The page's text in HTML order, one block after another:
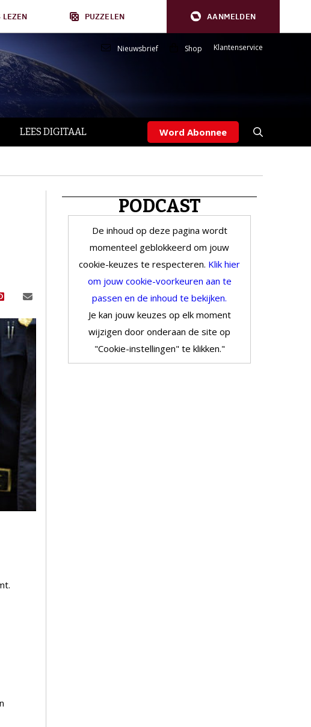
PUZZELEN AANMELDEN
Nieuwsbrief Shop Klantenservice
LEES DIGITAAL Word Abonnee
PODCAST
De inhoud op deze pagina wordt
momenteel geblokkeerd om jouw
cookie-keuzes te respecteren. Klik hier
om jouw cookie-voorkeuren aan te
passen en de inhoud te bekijken.
Je kan jouw keuzes op elk moment
wijzigen door onderaan de site op
"Cookie-instellingen" te klikken."